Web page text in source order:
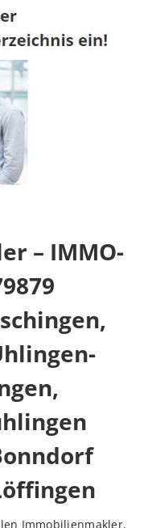
– IMMO-
Immobilienmakler,